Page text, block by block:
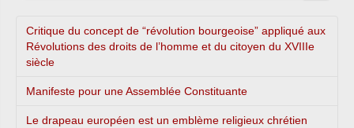
Laurent Fabius, Albert Facon, Mme Martine
Faure, MM. Hervé Féron, Pierre Forgues,
Mme Valérie Fourneyron, MM. Michel Françaix,
MM. Daniel Goldberg, David Habib,
Louis Idiart, Mme Françoise Imbert, MM. Michel
Critique du concept de “révolution bourgeoise” appliqué aux
Révolutions des droits de l’homme et du citoyen du XVIIIe
siècle
Manifeste pour une Assemblée Constituante
Le drapeau européen est un emblème religieux chrétien